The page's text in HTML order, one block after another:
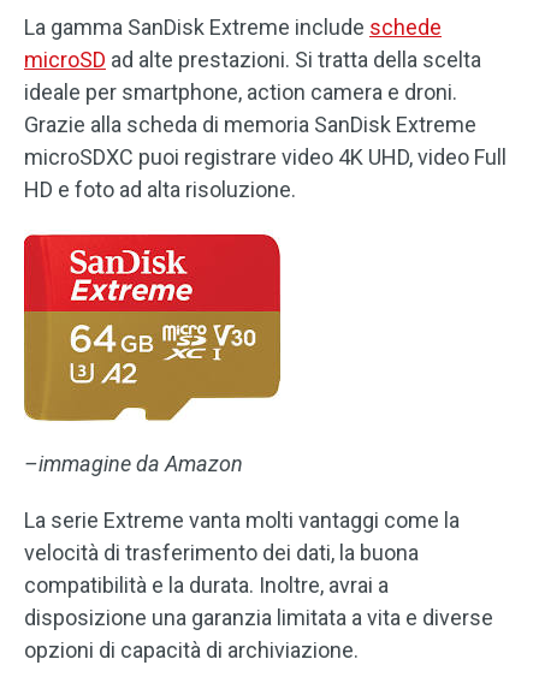
La gamma SanDisk Extreme include schede
microSD ad alte prestazioni. Si tratta della scelta
ideale per smartphone, action camera e droni.
Grazie alla scheda di memoria SanDisk Extreme
microSDXC puoi registrare video 4K UHD, video Full
HD e foto ad alta risoluzione.
–immagine da Amazon
La serie Extreme vanta molti vantaggi come la
velocità di trasferimento dei dati, la buona
compatibilità e la durata. Inoltre, avrai a
disposizione una garanzia limitata a vita e diverse
opzioni di capacità di archiviazione.